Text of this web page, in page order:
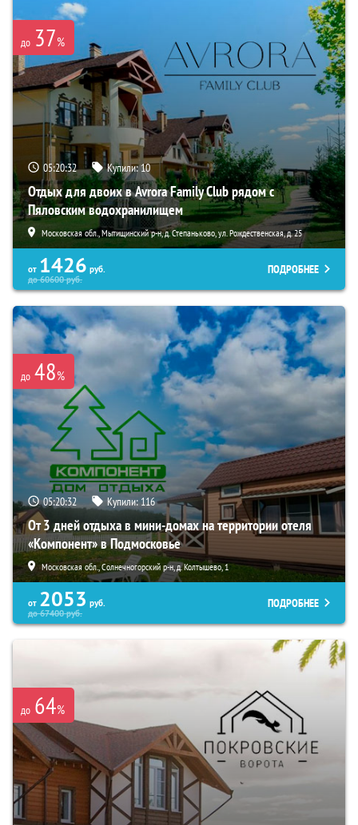
до 37%
05:20:30 Купили:10
Отдых для двоих в Avrora Family Club рядом с
Пяловским водохранилищем
Московская обл., Мытищинский р-н, д. Степаньково, ул. Рождественская, д. 25
от 1426 руб.
до60600руб.
ПОДРОБНЕЕ
до 48%
05:20:30 Купили: 116
От 3 дней отдыха в мини-домах на территории отеля
«Компонент» в Подмосковье
Московская обл., Солнечногорский р-н, д. Колтышево, 1
от 2053 руб.
до67400руб.
ПОДРОБНЕЕ
до 64%